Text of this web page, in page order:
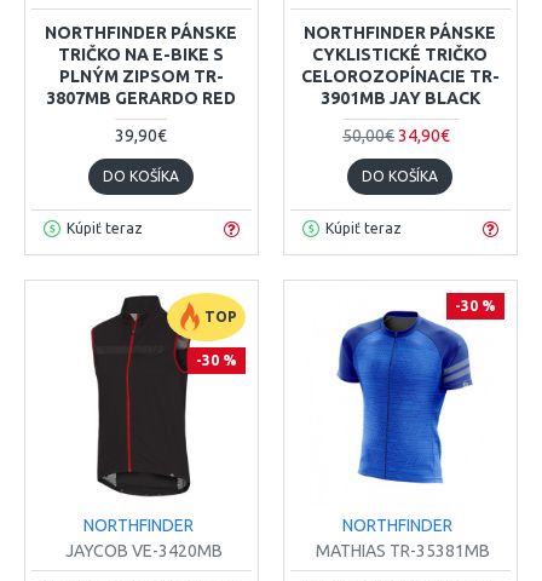
NORTHFINDER PÁNSKE
TRIČKO NA E-BIKE S
PLNÝM ZIPSOM TR-
3807MB GERARDO RED
39,90€
DO KOŠÍKA
Kúpiť teraz
NORTHFINDER PÁNSKE
CYKLISTICKÉ TRIČKO
CELOROZOPÍNACIE TR-
3901MB JAY BLACK
50,00€34,90€
DO KOŠÍKA
Kúpiť teraz
TOP
-30 %
NORTHFINDER
JAYCOB VE-3420MB
-30 %
NORTHFINDER
MATHIAS TR-35381MB